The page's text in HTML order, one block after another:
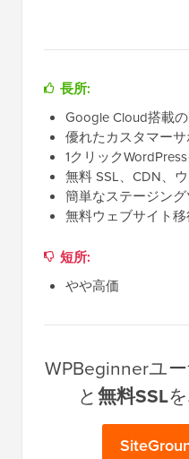
長所:
Google Cloud搭載
優れたカスタマーサ
1クリック
無料 SSL、CDN、
簡単なステージン
無料ウェブサイト
短所:
やや高価
WPBeginnerユ
と無料SSL